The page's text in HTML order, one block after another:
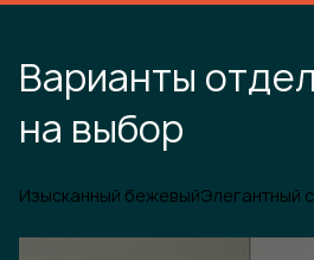
Варианты
на выбор
Изысканный бежевыйЭлегантный